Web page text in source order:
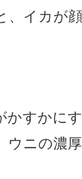
、イカが
かすかに
ウニの濃